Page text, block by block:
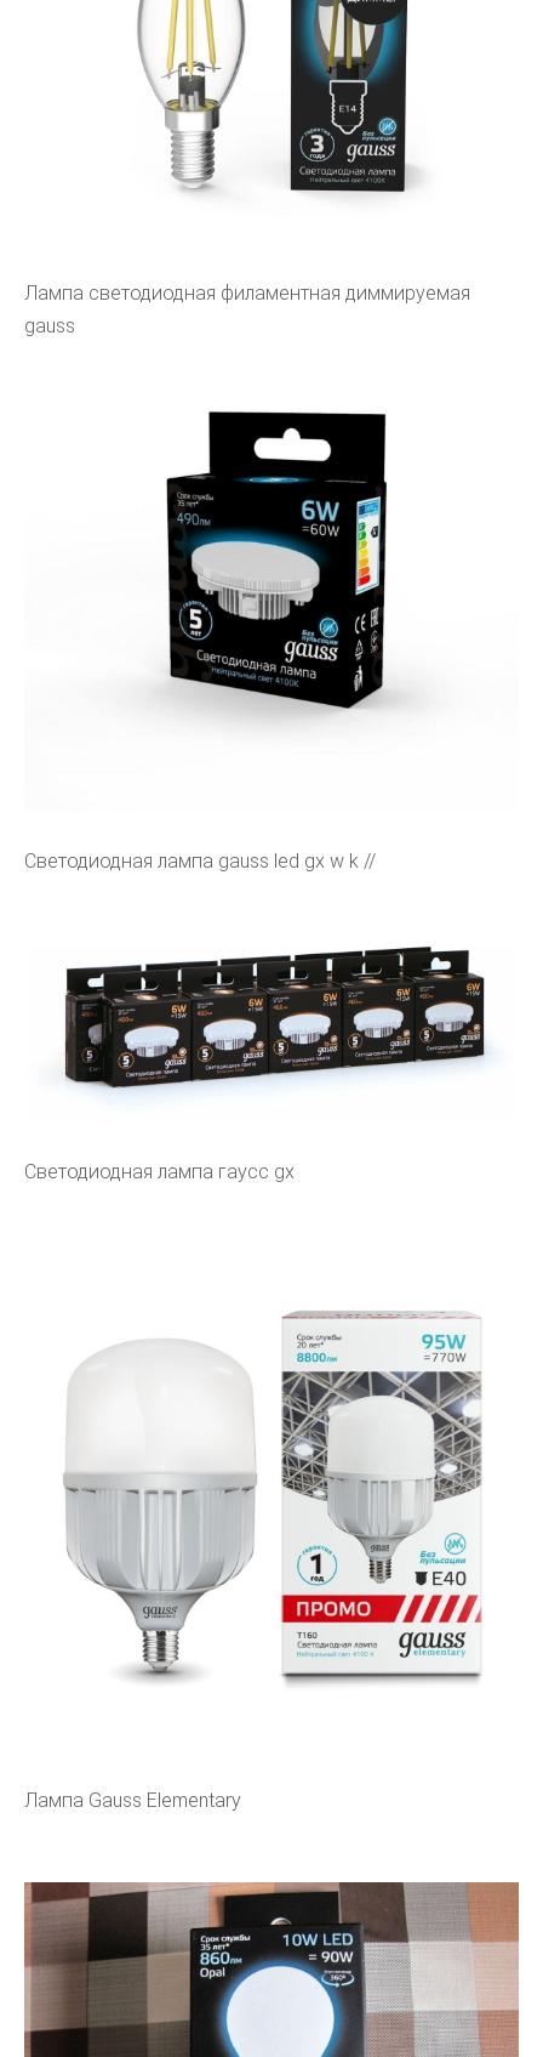
Лампа светодиодная филаментная диммируемая
gauss
Светодиодная лампа gauss led gx w k //
Светодиодная лампа гаусс gx
Лампа Gauss Elementary